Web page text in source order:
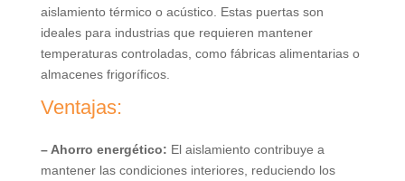
aislamiento térmico o acústico. Estas puertas son
ideales para industrias que requieren mantener
temperaturas controladas, como fábricas alimentarias o
almacenes frigoríficos.
Ventajas:
– Ahorro energético: El aislamiento contribuye a
mantener las condiciones interiores, reduciendo los